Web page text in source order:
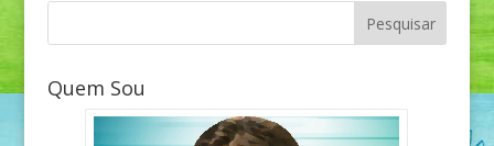
Quem Sou